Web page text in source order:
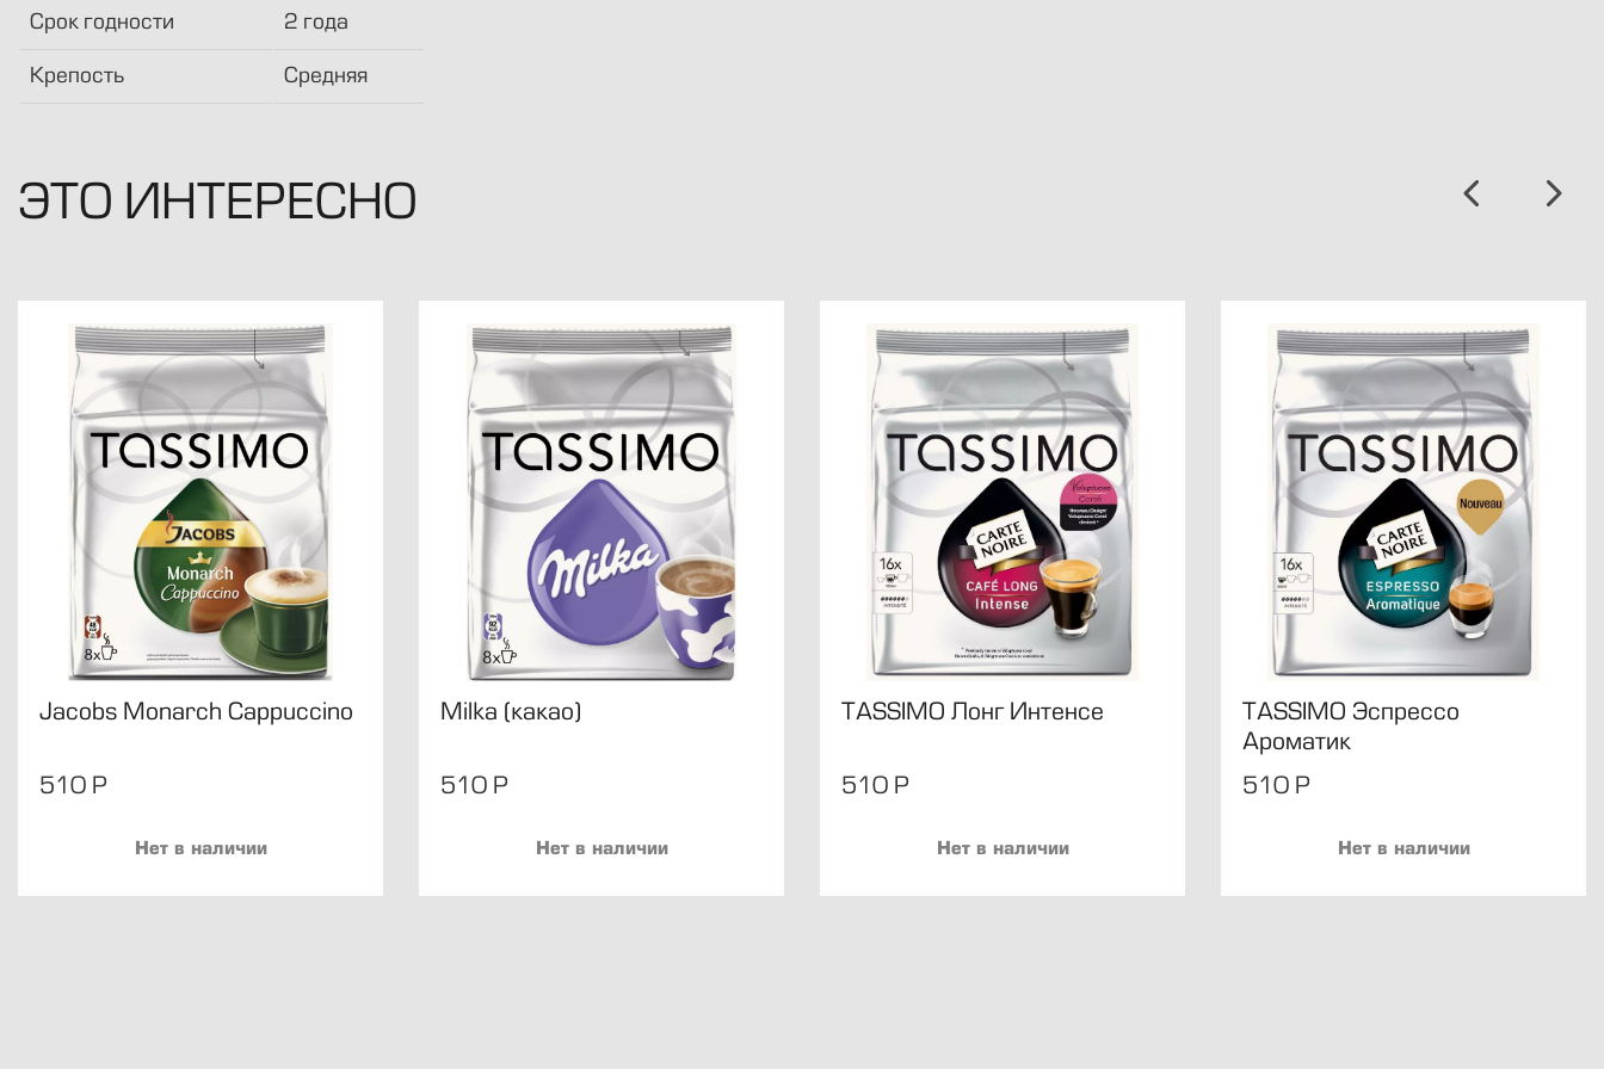
Срок годности 2 года
Крепость Средняя
ЭТО ИНТЕРЕСНО
Jacobs Monarch Cappuccino
510 Р
Нет в наличии
Milka (какао)
510 Р
Нет в наличии
TASSIMO Лонг Интенсе
510 Р
Нет в наличии
TASSIMO Эспрессо
Ароматик
510 Р
Нет в наличии